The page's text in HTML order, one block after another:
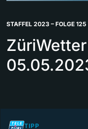
STAFFEL 2023 – FOLGE 125
TIPP